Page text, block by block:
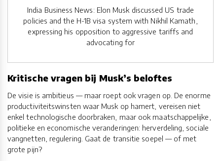
India Business News: Elon Musk discussed US trade
policies and the H-1B visa system with Nikhil Kamath,
expressing his opposition to aggressive tariffs and
advocating for
Kritische vragen bij Musk’s beloftes
De visie is ambitieus — maar roept ook vragen op. De enorme
productiviteitswinsten waar Musk op hamert, vereisen niet
enkel technologische doorbraken, maar ook maatschappelijke,
politieke en economische veranderingen: herverdeling, sociale
vangnetten, regulering. Gaat de transitie soepel — of met
grote pijn?